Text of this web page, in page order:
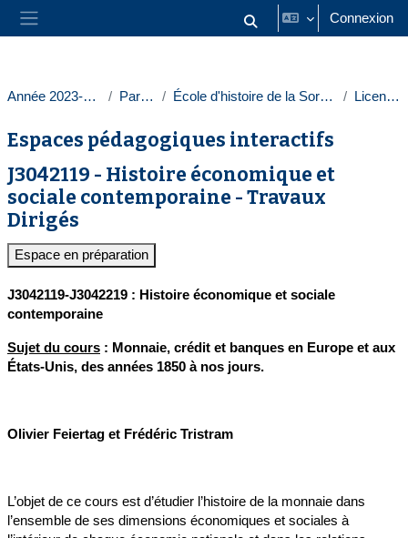
Passer au contenu principal
Panneau latéral Activer/désactiver la saisie
Connexion
Année 2023-2024 Paris 1 École d'histoire de la Sorbonne Licences
Espaces pédagogiques interactifs
J3042119 - Histoire économique et
sociale contemporaine - Travaux
Dirigés
Espace en préparation
J3042119-J3042219 : Histoire économique et sociale
contemporaine
Sujet du cours : Monnaie, crédit et banques en Europe et aux
États-Unis, des années 1850 à nos jours.
Olivier Feiertag et Frédéric Tristram
L’objet de ce cours est d’étudier l’histoire de la monnaie dans
l’ensemble de ses dimensions économiques et sociales à